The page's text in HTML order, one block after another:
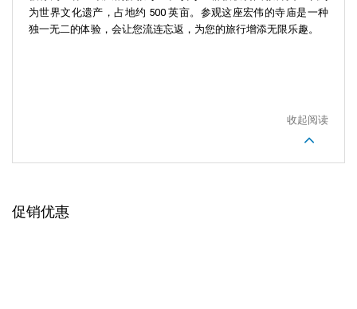
为世界文化遗产，占地约 500 英亩。参观这座宏伟的寺庙是一种
独一无二的体验，会让您流连忘返，为您的旅行增添无限乐趣。
收起阅读
促销优惠